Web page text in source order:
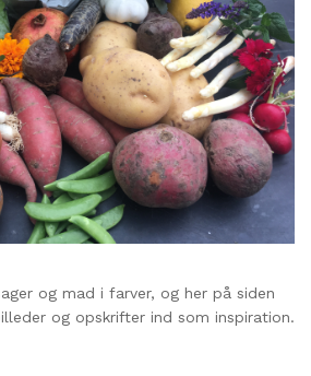
og mad i farver, og her på siden
og opskrifter ind som inspiration.